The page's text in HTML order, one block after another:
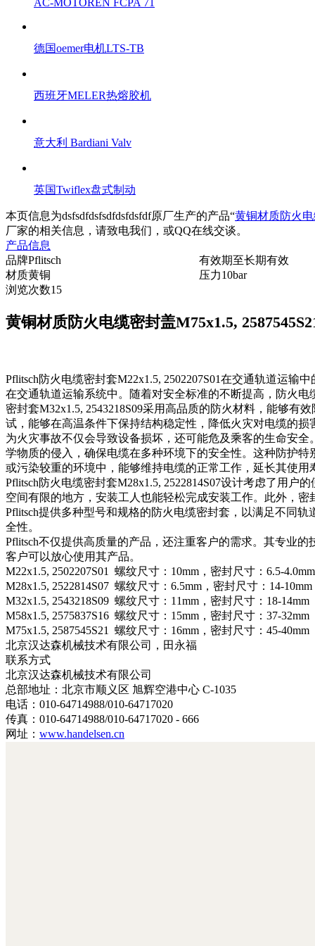
德国oemer电机LTS-TB
西班牙MELER热熔胶机
意大利 Bardiani Valv
英国Twiflex盘式制动
本页信息为dsfsdfdsfsdfdsfdsfdf原厂生产的产品“黄铜材质防火电
厂家的相关信息，请致电我们，或QQ在线交谈。
产品信息
品牌Pflitsch 有效期至长期有效
材质黄铜 压力10bar
浏览次数15
黄铜材质防火电缆密封盖M75x1.5,
Pflitsch防火电缆密封套M22x1.5, 2502207S01在交通轨道运输中
在交通轨道运输系统中。随着对安全标准的不断提高，防火
密封套M32x1.5, 2543218S09采用高品质的防火材料，能够有
试，能够在高温条件下保持结构稳定性，降低火灾对电缆的
为火灾事故不仅会导致设备损坏，还可能危及乘客的生命安
学物质的侵入，确保电缆在多种环境下的安全性。这种防护
或污染较重的环境中，能够维持电缆的正常工作，延长其使用
Pflitsch防火电缆密封套M28x1.5, 2522814S07设计考虑了用户
空间有限的地方，安装工人也能轻松完成安装工作。此外，
Pflitsch提供多种型号和规格的防火电缆密封套，以满足不同
全性。
Pflitsch不仅提供高质量的产品，还注重客户的需求。其专业
客户可以放心使用其产品。
M22x1.5, 2502207S01 螺纹尺寸：10mm，密封尺寸：6.5-
M28x1.5, 2522814S07 螺纹尺寸：6.5mm，密封尺寸：14-
M32x1.5, 2543218S09 螺纹尺寸：11mm，密封尺寸：18-
M58x1.5, 2575837S16 螺纹尺寸：15mm，密封尺寸：37-
M75x1.5, 2587545S21 螺纹尺寸：16mm，密封尺寸：45-
北京汉达森机械技术有限公司，田永福
联系方式
北京汉达森机械技术有限公司
总部地址：北京市顺义区 旭辉空港中心 C-1035
电话：010-64714988/010-64717020
传真：010-64714988/010-64717020 - 666
网址： www.handelsen.cn